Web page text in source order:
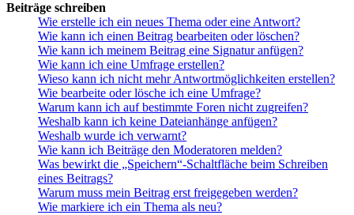
Beiträge schreiben
Wie erstelle ich ein neues Thema oder eine Antwort?
Wie kann ich einen Beitrag bearbeiten oder löschen?
Wie kann ich meinem Beitrag eine Signatur anfügen?
Wie kann ich eine Umfrage erstellen?
Wieso kann ich nicht mehr Antwortmöglichkeiten erstellen?
Wie bearbeite oder lösche ich eine Umfrage?
Warum kann ich auf bestimmte Foren nicht zugreifen?
Weshalb kann ich keine Dateianhänge anfügen?
Weshalb wurde ich verwarnt?
Wie kann ich Beiträge den Moderatoren melden?
Was bewirkt die „Speichern“-Schaltfläche beim Schreiben
eines Beitrags?
Warum muss mein Beitrag erst freigegeben werden?
Wie markiere ich ein Thema als neu?